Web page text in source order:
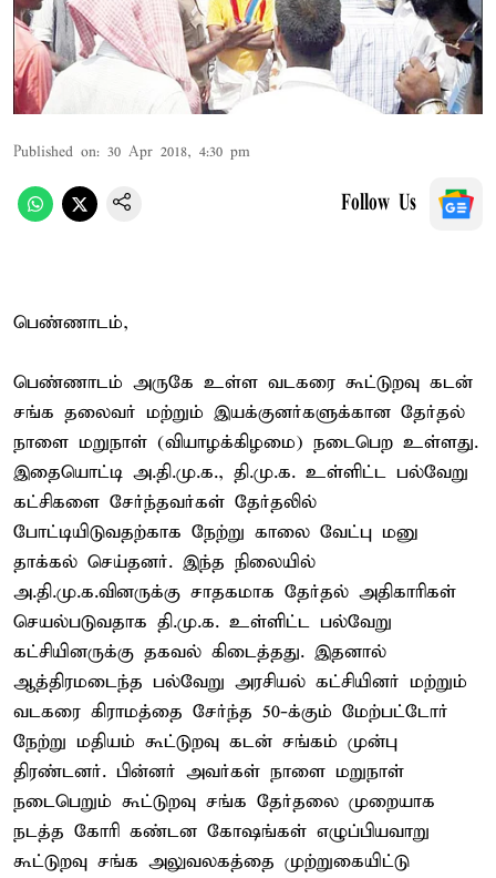
Published on: 30 Apr 2018, 4:30 pm
Follow Us
பெண்ணாடம்,
பெண்ணாடம் அருகே உள்ள வடகரை கூட்டுறவு கடன்
சங்க தலைவர் மற்றும் இயக்குனர்களுக்கான தேர்தல்
நாளை மறுநாள் (வியாழக்கிழமை) நடைபெற உள்ளது.
இதையொட்டி அ.தி.மு.க., தி.மு.க. உள்ளிட்ட பல்வேறு
கட்சிகளை சேர்ந்தவர்கள் தேர்தலில்
போட்டியிடுவதற்காக நேற்று காலை வேட்பு மனு
தாக்கல் செய்தனர். இந்த நிலையில்
அ.தி.மு.க.வினருக்கு சாதகமாக தேர்தல் அதிகாரிகள்
செயல்படுவதாக தி.மு.க. உள்ளிட்ட பல்வேறு
கட்சியினருக்கு தகவல் கிடைத்தது. இதனால்
ஆத்திரமடைந்த பல்வேறு அரசியல் கட்சியினர் மற்றும்
வடகரை கிராமத்தை சேர்ந்த 50-க்கும் மேற்பட்டோர்
நேற்று மதியம் கூட்டுறவு கடன் சங்கம் முன்பு
திரண்டனர். பின்னர் அவர்கள் நாளை மறுநாள்
நடைபெறும் கூட்டுறவு சங்க தேர்தலை முறையாக
நடத்த கோரி கண்டன கோஷங்கள் எழுப்பியவாறு
கூட்டுறவு சங்க அலுவலகத்தை முற்றுகையிட்டு